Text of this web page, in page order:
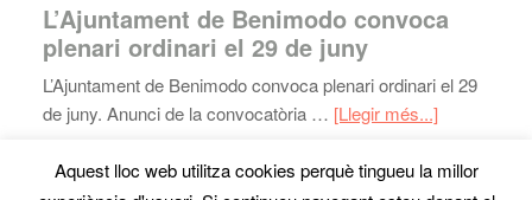
L’Ajuntament de Benimodo convoca
plenari ordinari el 29 de juny
L’Ajuntament de Benimodo convoca plenari ordinari el 29
de juny. Anunci de la convocatòria … [Llegir més...]
Aquest lloc web utilitza cookies perquè tingueu la millor